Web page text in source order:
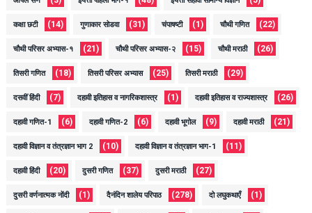
कक्षा छटी (14) गुणाकार सोडवा (31) चंपाषष्टी (1) चौथी गणित (22)
चौथी परिसर अभ्यास-१ (21) चौथी परिसर अभ्यास-२ (15) चौथी मराठी (26)
तिसरी गणित (18) तिसरी परिसर अभ्यास (25) तिसरी मराठी (29)
दसवीं हिंदी (7) दहावी इतिहास व नागरिकशास्त्र (1) दहावी इतिहास व राज्यशास्त्र (26)
दहावी गणित-1 (6) दहावी गणित-2 (6) दहावी भूगोल (9) दहावी मराठी (21)
दहावी विज्ञान व तंत्रज्ञान भाग 2 (10) दहावी विज्ञान व तंत्रज्ञान भाग-1 (11)
दहावी हिंदी (20) दुसरी गणित (37) दुसरी मराठी (27)
दुसरी वर्णनात्मक नोंदी (1) दैनंदिन शालेय परिपाठ (278) दो लघुकथाएँ (1)